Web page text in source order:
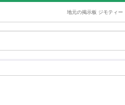
地元の掲示板 ジモティー